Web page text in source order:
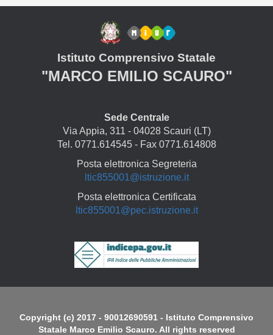
Istituto Comprensivo Statale
"MARCO EMILIO SCAURO"
Sede Centrale
Via Appia, 311 - 04028 Scauri (LT)
Tel. 0771.614545 - Fax 0771.614808
Posta elettronica Segreteria
ltic855001@istruzione.it
Posta elettronica Certificata
ltic855001@pec.istruzione.it
Copyright (c) 2017 - 90012690591 - Istituto Comprensivo
Statale Marco Emilio Scauro. All rights reserved